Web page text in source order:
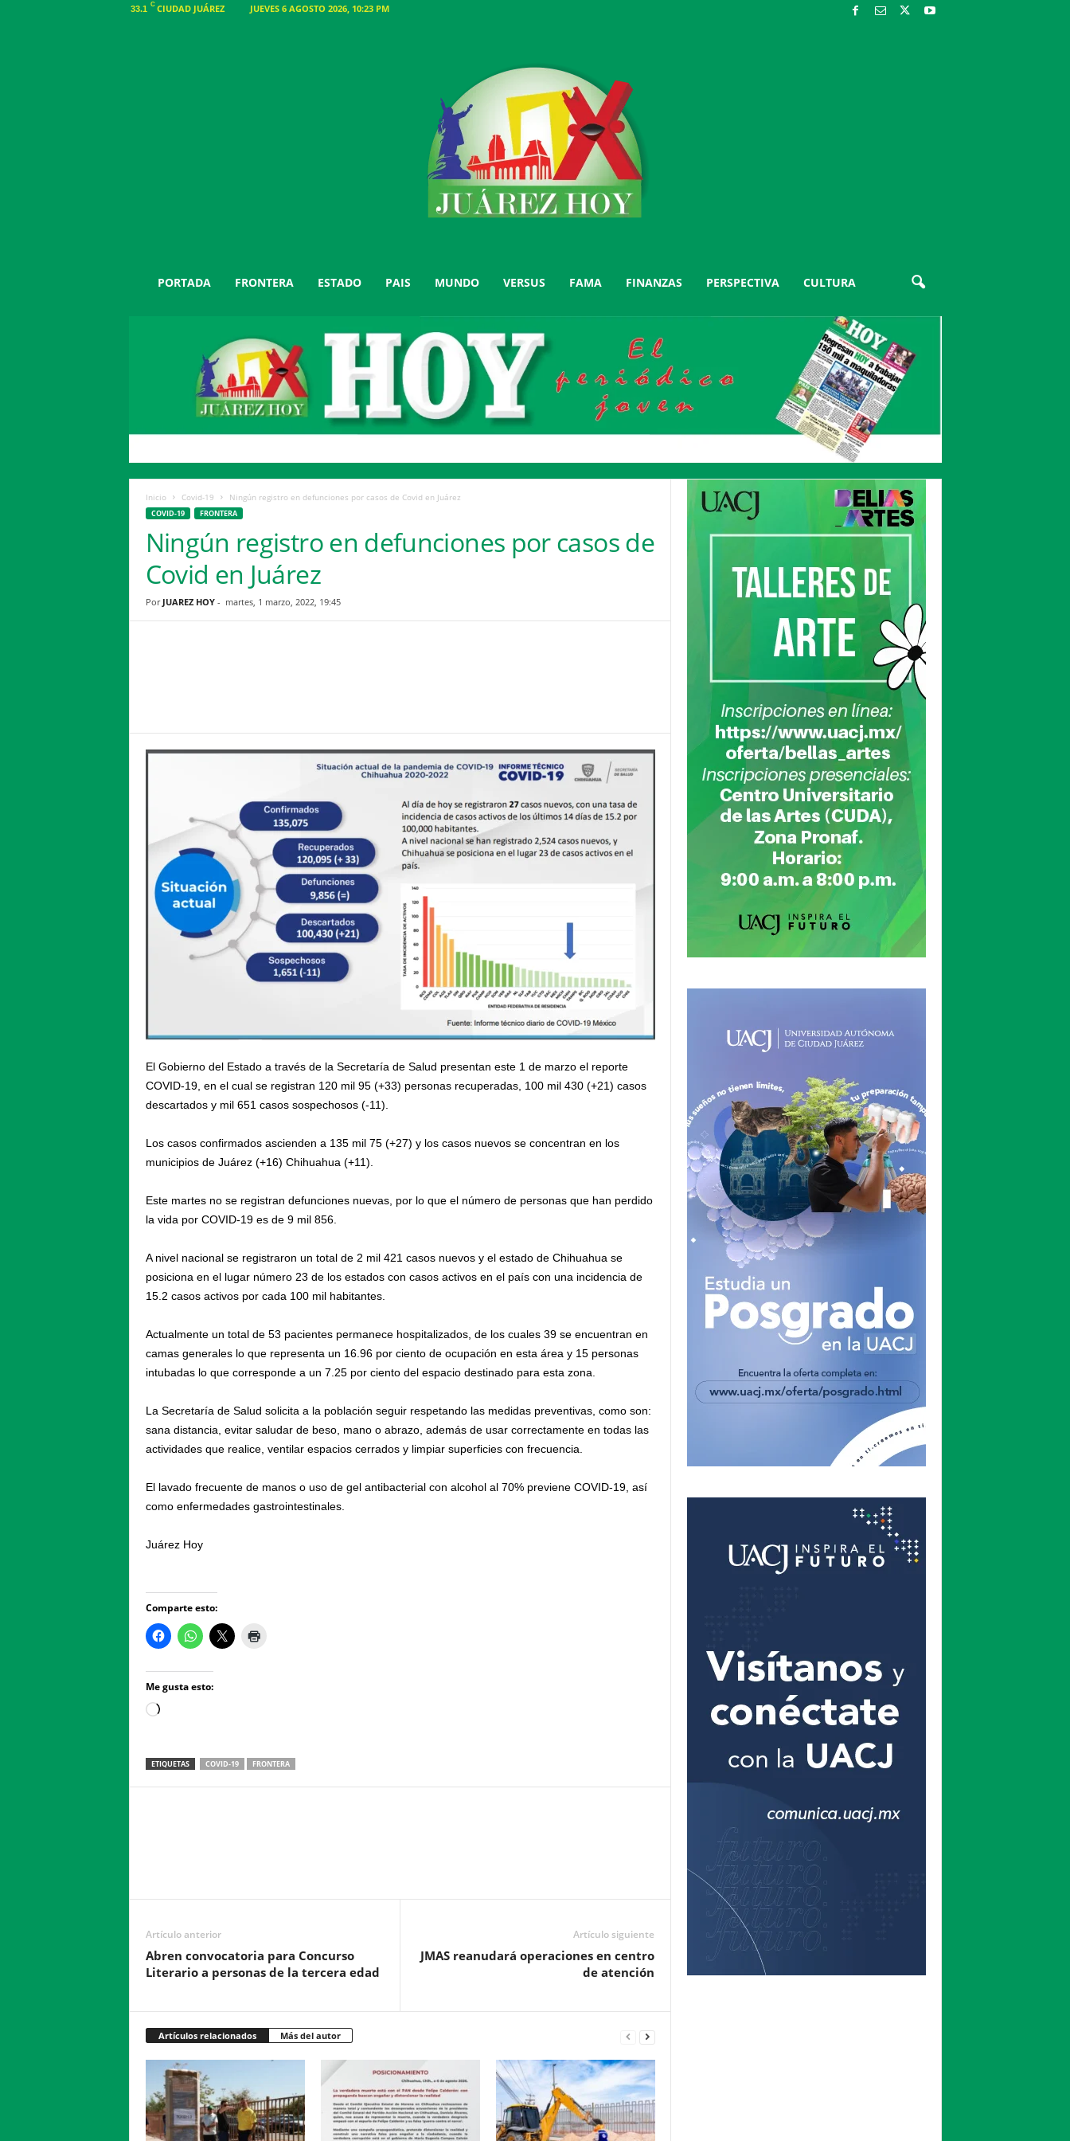
33.1 C CIUDAD JUÁREZ JUEVES 6 AGOSTO 2026, 10:23 PM
PORTADA FRONTERA ESTADO PAIS MUNDO VERSUS FAMA FINANZAS PERSPECTIVA CULTURA
Inicio Covid-19 Ningún registro en defunciones por casos de Covid en Juárez
COVID-19 FRONTERA
Ningún registro en defunciones por casos de
Covid en Juárez
Por JUAREZ HOY- martes, 1 marzo, 2022, 19:45
El Gobierno del Estado a través de la Secretaría de Salud presentan este 1 de marzo el reporte
COVID-19, en el cual se registran 120 mil 95 (+33) personas recuperadas, 100 mil 430 (+21) casos
descartados y mil 651 casos sospechosos (-11).
Los casos confirmados ascienden a 135 mil 75 (+27) y los casos nuevos se concentran en los
municipios de Juárez (+16) Chihuahua (+11).
Este martes no se registran defunciones nuevas, por lo que el número de personas que han perdido
la vida por COVID-19 es de 9 mil 856.
A nivel nacional se registraron un total de 2 mil 421 casos nuevos y el estado de Chihuahua se
posiciona en el lugar número 23 de los estados con casos activos en el país con una incidencia de
15.2 casos activos por cada 100 mil habitantes.
Actualmente un total de 53 pacientes permanece hospitalizados, de los cuales 39 se encuentran en
camas generales lo que representa un 16.96 por ciento de ocupación en esta área y 15 personas
intubadas lo que corresponde a un 7.25 por ciento del espacio destinado para esta zona.
La Secretaría de Salud solicita a la población seguir respetando las medidas preventivas, como son:
sana distancia, evitar saludar de beso, mano o abrazo, además de usar correctamente en todas las
actividades que realice, ventilar espacios cerrados y limpiar superficies con frecuencia.
El lavado frecuente de manos o uso de gel antibacterial con alcohol al 70% previene COVID-19, así
como enfermedades gastrointestinales.
Juárez Hoy
Comparte esto:
Me gusta esto:
Loading…
ETIQUETAS COVID-19 FRONTERA
Artículo anterior
Abren convocatoria para Concurso
Literario a personas de la tercera edad
Artículo siguiente
JMAS reanudará operaciones en centro
de atención
Artículos relacionados Más del autor